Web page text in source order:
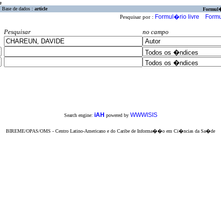
Base de dados : article
Pesquisar por : Formul�rio livre
Pesquisar
no campo
Search engine: iAH powered by WWWISIS
BIREME/OPAS/OMS - Centro Latino-Americano e do Caribe de Informa��o em Ci�ncias da Sa�de